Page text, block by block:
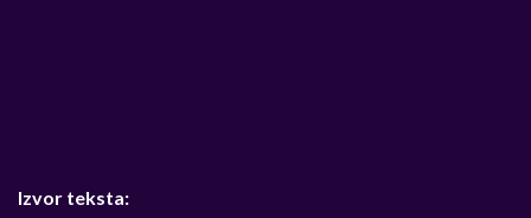
Izvor teksta: